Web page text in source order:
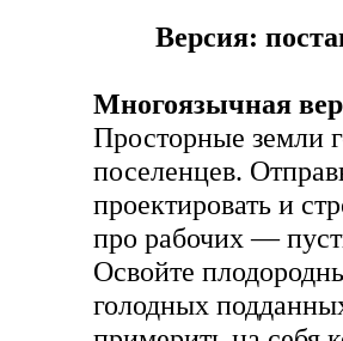
Версия:
Многоязычная
Просторные земли
поселенцев.
проектировать и
про рабочих —
Освойте
голодных